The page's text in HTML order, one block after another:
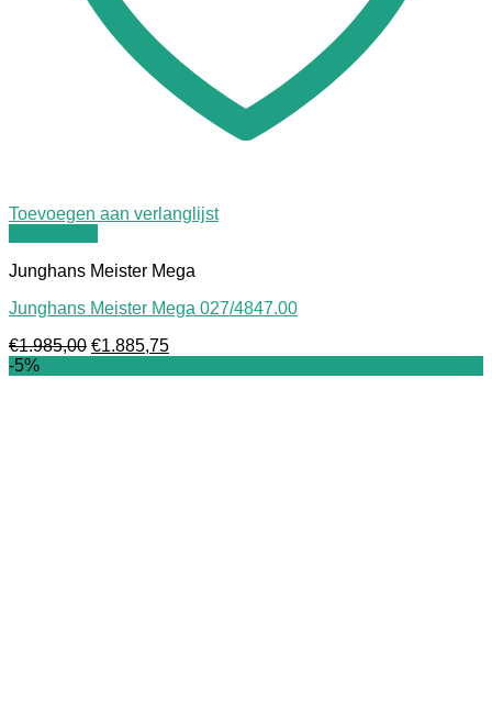
Toevoegen aan verlanglijst
Junghans Meister Mega
Junghans Meister Mega 027/4847.00
€1.985,00 Oorspronkelijke
€1.885,75Huidige
-5%